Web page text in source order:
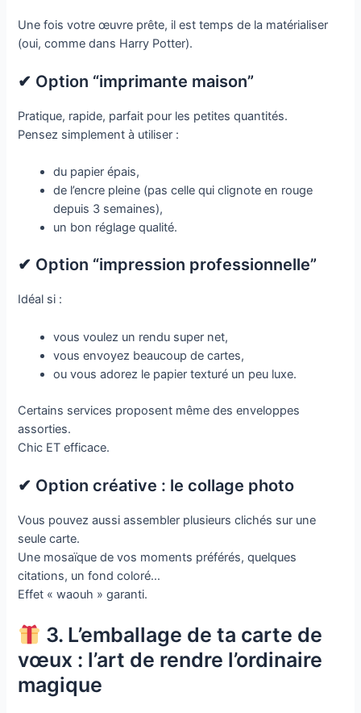
Une fois votre œuvre prête, il est temps de la matérialiser
(oui, comme dans Harry Potter).
✔ Option “imprimante maison”
Pratique, rapide, parfait pour les petites quantités.
Pensez simplement à utiliser :
du papier épais,
de l’encre pleine (pas celle qui clignote en rouge
depuis 3 semaines),
un bon réglage qualité.
✔ Option “impression professionnelle”
Idéal si :
vous voulez un rendu super net,
vous envoyez beaucoup de cartes,
ou vous adorez le papier texturé un peu luxe.
Certains services proposent même des enveloppes
assorties.
Chic ET efficace.
✔ Option créative : le collage photo
Vous pouvez aussi assembler plusieurs clichés sur une
seule carte.
Une mosaïque de vos moments préférés, quelques
citations, un fond coloré…
Effet « waouh » garanti.
3. L’emballage de ta carte de
vœux : l’art de rendre l’ordinaire
magique